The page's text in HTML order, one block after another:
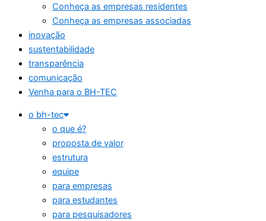
Conheça as empresas residentes
Conheça as empresas associadas
inovação
sustentabilidade
transparência
comunicação
Venha para o BH-TEC
o bh-tec
o que é?
proposta de valor
estrutura
equipe
para empresas
para estudantes
para pesquisadores